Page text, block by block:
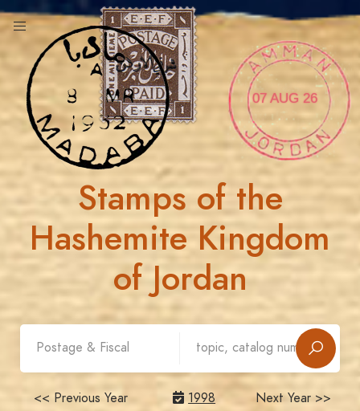
07 AUG 26
Stamps of the
Hashemite Kingdom
of Jordan
<< Previous Year 1998
Next Year >>